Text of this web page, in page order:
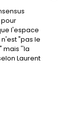
l'espace
"pas le
mais ''la
Laurent